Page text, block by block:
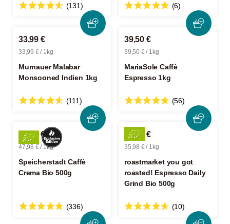
(131) (6)
33,99 €
33,99 € / 1kg
Murnauer Malabar
Monsooned Indien 1kg
(111)
39,50 €
39,50 € / 1kg
MariaSole Caffè
Espresso 1kg
(56)
23,99 €
47,98 € / 1kg
Speicherstadt Caffè
Crema Bio 500g
(336)
17,99 €
35,98 € / 1kg
roastmarket you got
roasted! Espresso Daily
Grind Bio 500g
(10)